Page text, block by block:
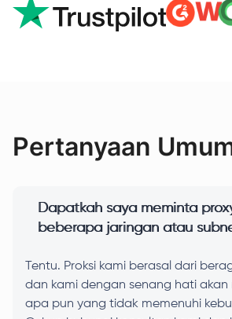
Pertanyaan
Dapatkah saya meminta
beberapa jaringan atau
Tentu. Proksi kami berasal dari
dan kami dengan senang hati
apa pun yang tidak memenuhi